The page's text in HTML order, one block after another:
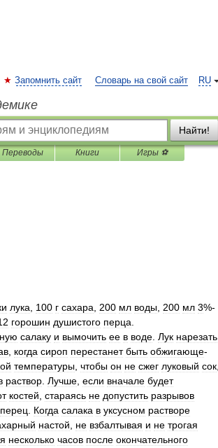
RU
Запомнить сайт Словарь на свой сайт
Найти!
Переводы Книги Игры ⚽
лука 100 г сахара 200 мл воды 200 мл 3%-
горошин душистого перца
салаку и вымочить ее в воде Лук нарезать
когда сироп перестанет быть обжигающе-
температуры чтобы он не сжег луковый сок
раствор Лучше если вначале будет
костей стараясь не допустить разрывов
перец Когда салака в уксусном растворе
настой не взбалтывая и не трогая
несколько часов после окончательного